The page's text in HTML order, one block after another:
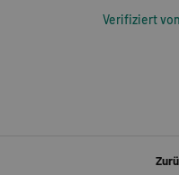
Verifiziert von